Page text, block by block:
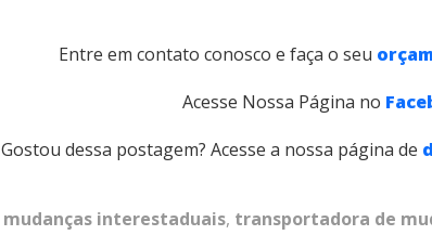
Entre em contato conosco e faça o seu
Acesse Nossa Página no
Gostou dessa postagem? Acesse a nossa página de
mudanças interestaduais, transportadora de